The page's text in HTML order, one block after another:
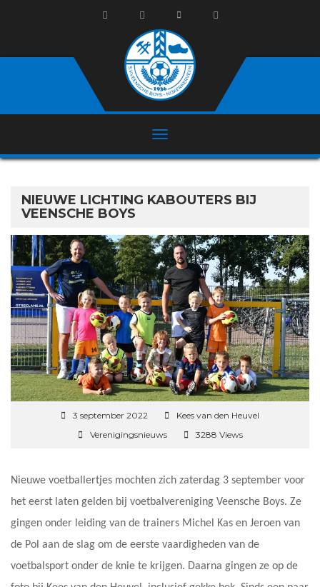
NIEUWE LICHTING KABOUTERS BIJ
VEENSCHE BOYS
3 september 2022
Kees van den Heuvel
Verenigingsnieuws
3288 Views
Nieuwe voetballertjes mochten zich zaterdag 3 september voor
het eerst laten gelden bij voetbalvereniging Veensche Boys. Ze
gingen onder leiding van de trainers Michel Kas en Jeroen van
de Pol aan de slag om de eerste vaardigheden van de
voetbalsport onder de knie te krijgen. Daarna gingen ze op de